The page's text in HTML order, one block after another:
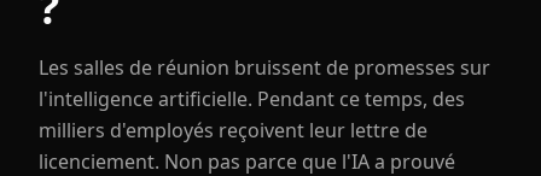
Les salles de réunion bruissent de promesses sur
l'intelligence artificielle. Pendant ce temps, des
milliers d'employés reçoivent leur lettre de
licenciement. Non pas parce que l'IA a prouvé